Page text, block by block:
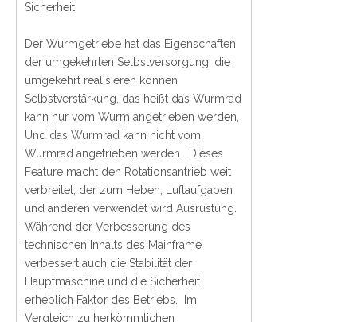
Sicherheit
Der Wurmgetriebe hat das Eigenschaften
der umgekehrten Selbstversorgung, die
umgekehrt realisieren können
Selbstverstärkung, das heißt das Wurmrad
kann nur vom Wurm angetrieben werden,
Und das Wurmrad kann nicht vom
Wurmrad angetrieben werden. Dieses
Feature macht den Rotationsantrieb weit
verbreitet, der zum Heben, Luftaufgaben
und anderen verwendet wird Ausrüstung.
Während der Verbesserung des
technischen Inhalts des Mainframe
verbessert auch die Stabilität der
Hauptmaschine und die Sicherheit
erheblich Faktor des Betriebs. Im
Vergleich zu herkömmlichen